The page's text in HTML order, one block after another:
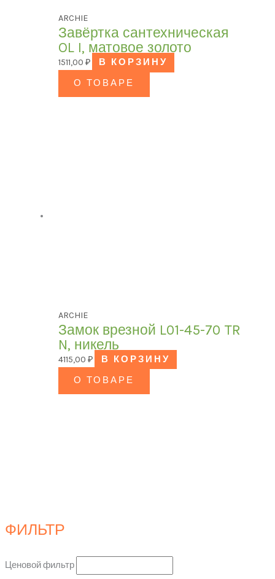
ФИЛЬТР
Ценовой фильтр
ARCHIE
Завёртка сантехническая
OL I, матовое золото
1511,00₽
В КОРЗИНУ
О ТОВАРЕ
ARCHIE
Замок врезной L01-45-70 TR
N, никель
4115,00₽
В КОРЗИНУ
О ТОВАРЕ